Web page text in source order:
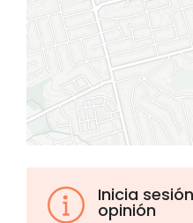
Inicia
opinión